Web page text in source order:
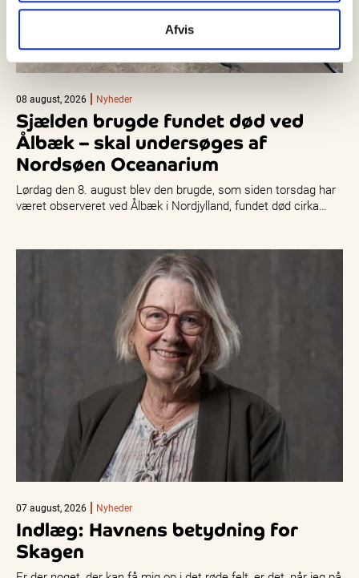
Afvis
08 august, 2026 Nyheder
Sjælden brugde fundet død ved
Ålbæk – skal undersøges af
Nordsøen Oceanarium
Lørdag den 8. august blev den brugde, som siden torsdag har
været observeret ved Ålbæk i Nordjylland, fundet død cirka…
07 august, 2026 Nyheder
Indlæg: Havnens betydning for
Skagen